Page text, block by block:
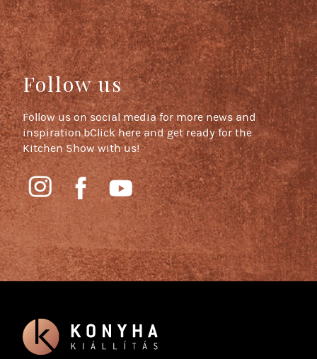
Follow us
Follow us on social media for more news and
inspiration.bClick here and get ready for the
Kitchen Show with us!